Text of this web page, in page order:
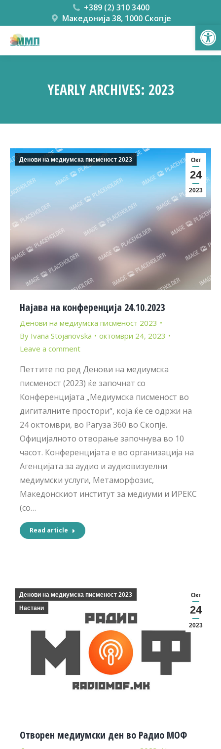
+389 (2) 310 3400
Македонија 38, 1000 Скопје
YEARLY ARCHIVES: 2023
Окт
24
2023
Денови на медиумска писменост 2023
Најава на конференција 24.10.2023
Денови на медиумска писменост 2023
By Ivana Stojanovska
октомври 24, 2023
Leave a comment
Петтите по ред Денови на медиумска
писменост (2023) ќе започнат со
Конференцијата „Медиумска писменост во
дигиталните простори“, која ќе се одржи на
24 октомври, во Рагуза 360 во Скопје.
Официјалното отворање започнува во 10
часот. Конференцијата е во организација на
Агенцијата за аудио и аудиовизуелни
медиумски услуги, Метаморфозис,
Македонскиот институт за медиуми и ИРЕКС
(со…
Read article
Окт
24
2023
Денови на медиумска писменост 2023
Настани
Отворен медиумски ден во Радио МОФ